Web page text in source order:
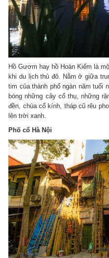
Hồ Gươm hay hồ Hoàn Kiếm là
khi du lịch thủ đô. Nằm ở giữa
tim của thành phố ngàn năm tuổi
bóng những cây cổ thụ, những
đền, chùa cổ kính, tháp cũ rêu
lên trời xanh.
Phố cổ Hà Nội